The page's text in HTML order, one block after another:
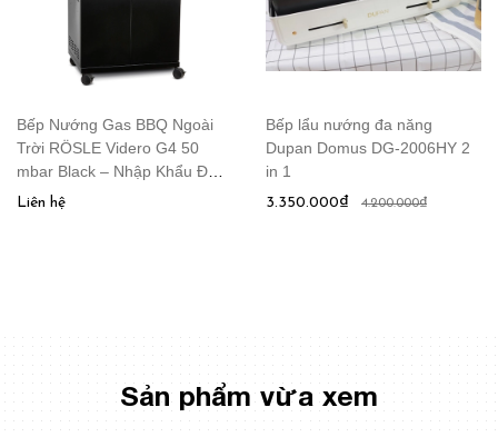
Bếp Nướng Gas BBQ Ngoài
Trời RÖSLE Videro G4 50
mbar Black – Nhập Khẩu Đức
& EU
Liên hệ
Bếp lẩu nướng đa năng
Dupan Domus DG-2006HY 2
in 1
3.350.000₫ 4.200.000₫
Sản phẩm vừa xem